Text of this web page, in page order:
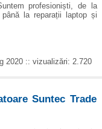
profesioniști, de la
la reparații laptop și
2020 :: vizualizări: 2.720
Suntec Trade